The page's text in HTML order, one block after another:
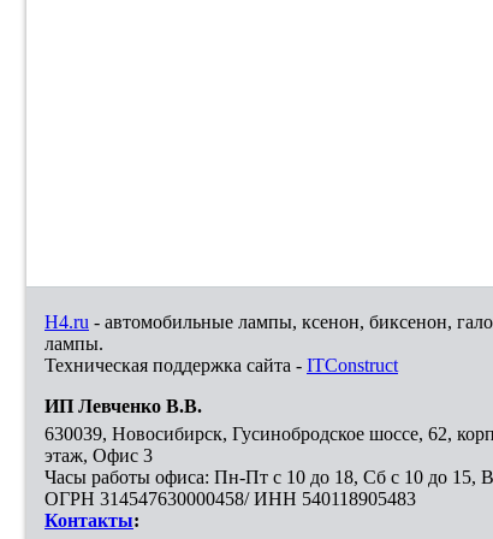
H4.ru - автомобильные лампы, ксенон, биксенон,
лампы.
Техническая поддержка сайта - ITConstruct
ИП Левченко В.В.
630039, Новосибирск, Гусинобродское шоссе, 62,
этаж, Офис 3
Часы работы офиса: Пн-Пт с 10 до 18, Сб с 10 до 15,
ОГРН 314547630000458/ ИНН 540118905483
Контакты: